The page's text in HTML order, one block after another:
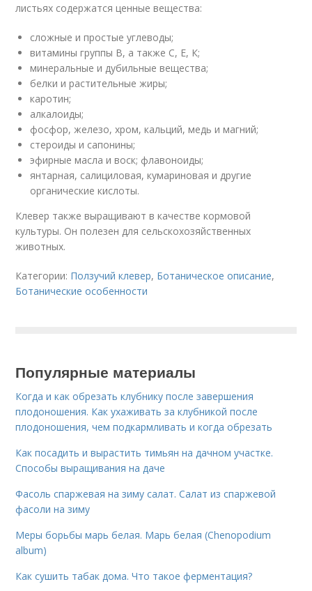
листьях содержатся ценные вещества:
сложные и простые углеводы;
витамины группы В, а также С, Е, К;
минеральные и дубильные вещества;
белки и растительные жиры;
каротин;
алкалоиды;
фосфор, железо, хром, кальций, медь и магний;
стероиды и сапонины;
эфирные масла и воск; флавоноиды;
янтарная, салициловая, кумариновая и другие
органические кислоты.
Клевер также выращивают в качестве кормовой
культуры. Он полезен для сельскохозяйственных
животных.
Категории: Ползучий клевер, Ботаническое описание,
Ботанические особенности
Популярные материалы
Когда и как обрезать клубнику после завершения
плодоношения. Как ухаживать за клубникой после
плодоношения, чем подкармливать и когда обрезать
Как посадить и вырастить тимьян на дачном участке.
Способы выращивания на даче
Фасоль спаржевая на зиму салат. Салат из спаржевой
фасоли на зиму
Меры борьбы марь белая. Марь белая (Chenopodium
album)
Как сушить табак дома. Что такое ферментация?